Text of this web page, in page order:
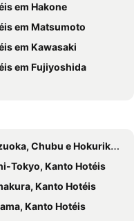
Lake
em Hakone
em Matsumoto
em Kawasaki
em Fujiyoshida
Chubu e Hokuriku Hotéis
Tokyo, Kanto Hotéis
Kanto Hotéis
Kanto Hotéis